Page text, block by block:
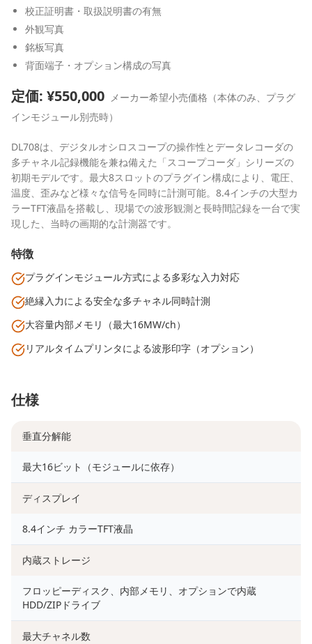
校正証明書・取扱説明書の有無
外観写真
銘板写真
背面端子・オプション構成の写真
定価: ¥550,000 メーカー希望小売価格（本体のみ、プラグ
インモジュール別売時）
DL708は、デジタルオシロスコープの操作性とデータレコーダの
多チャネル記録機能を兼ね備えた「スコープコーダ」シリーズの
初期モデルです。最大8スロットのプラグイン構成により、電圧、
温度、歪みなど様々な信号を同時に計測可能。8.4インチの大型カ
ラーTFT液晶を搭載し、現場での波形観測と長時間記録を一台で実
現した、当時の画期的な計測器です。
特徴
プラグインモジュール方式による多彩な入力対応
絶縁入力による安全な多チャネル同時計測
大容量内部メモリ（最大16MW/ch）
リアルタイムプリンタによる波形印字（オプション）
仕様
垂直分解能
最大16ビット（モジュールに依存）
ディスプレイ
8.4インチ カラーTFT液晶
内蔵ストレージ
フロッピーディスク、内部メモリ、オプションで内蔵
HDD/ZIPドライブ
最大チャネル数